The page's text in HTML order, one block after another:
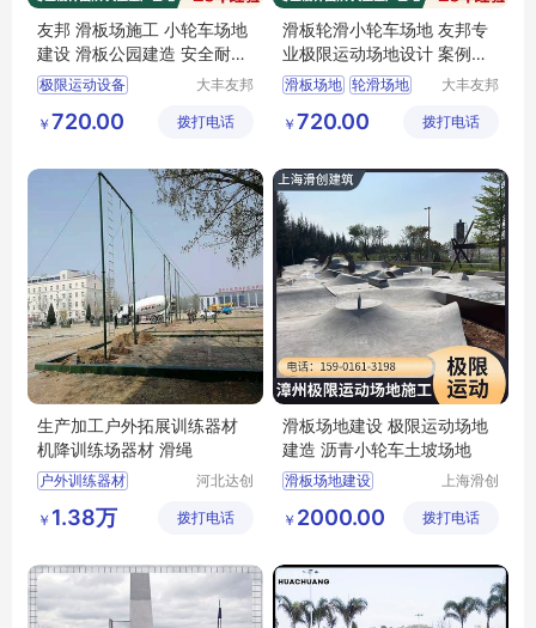
友邦 滑板场施工 小轮车场地
建设 滑板公园建造 安全耐磨
品质保证
极限运动设备
极限运动场地建造
滑板场地施工
大丰友邦
场地建设
￥ 720.00 拨打电话
滑板轮滑小轮车场地 友邦专
业极限运动场地设计 案例众
多
滑板场地 轮滑场地
极限运动场地
大丰友邦
场地建设
￥ 720.00 拨打电话
生产加工户外拓展训练器材
机降训练场器材 滑绳
户外训练器材
机降训练场器材
机降滑绳
河北达创
有限公司
￥ 1.38万 拨打电话
滑板场地建设 极限运动场地
建造 沥青小轮车土坡场地
滑板场地建设
极限运动土坡场地
上海滑创
工程有限
￥ 2000.00 拨打电话